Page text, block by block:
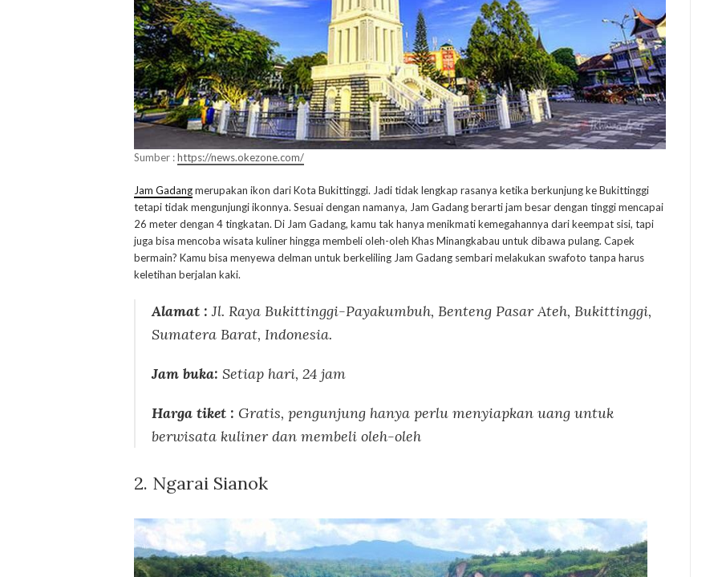
Sumber :https://news.okezone.com/
Jam Gadangmerupakan ikon dari Kota Bukittinggi. Jadi tidak lengkap rasanya ketika berkunjung ke Bukittinggi
tetapi tidak mengunjungi ikonnya. Sesuai dengan namanya, Jam Gadang berarti jam besar dengan tinggi mencapai
26 meter dengan 4 tingkatan. Di Jam Gadang, kamu tak hanya menikmati kemegahannya dari keempat sisi, tapi
juga bisa mencoba wisata kuliner hingga membeli oleh-oleh Khas Minangkabau untuk dibawa pulang. Capek
bermain? Kamu bisa menyewa delman untuk berkeliling Jam Gadang sembari melakukan swafoto tanpa harus
keletihan berjalan kaki.
Alamat :Jl. Raya Bukittinggi-Payakumbuh, Benteng Pasar Ateh, Bukittinggi,
Sumatera Barat, Indonesia.
Jam buka: Setiap hari, 24 jam
Harga tiket : Gratis, pengunjung hanya perlu menyiapkan uang untuk
berwisata kuliner dan membeli oleh-oleh
2. Ngarai Sianok